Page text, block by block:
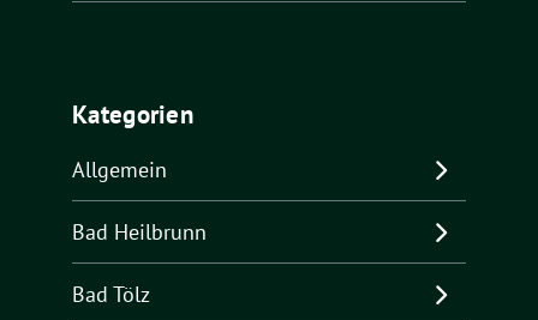
Kategorien
Allgemein
Bad Heilbrunn
Bad Tölz